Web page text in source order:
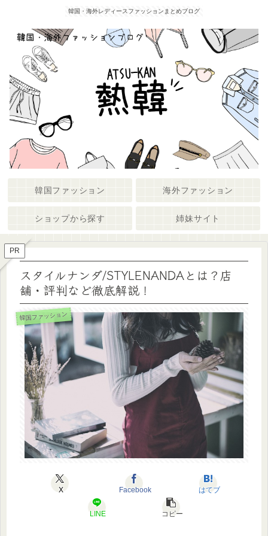
韓国・海外レディースファッションまとめブログ
韓国ファッション 海外ファッション
ショップから探す 姉妹サイト
PR
スタイルナンダ/STYLENANDAとは？店
舗・評判など徹底解説！
韓国ファッション
X Facebook はてブ
LINE コピー